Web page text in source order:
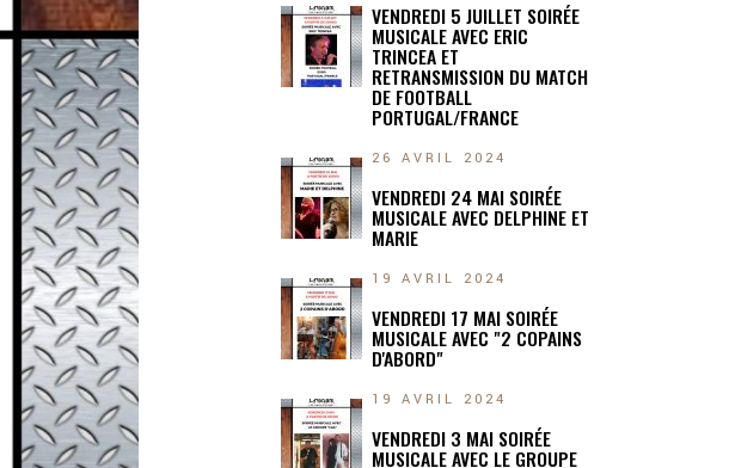
VENDREDI 5 JUILLET SOIRÉE
MUSICALE AVEC ERIC
TRINCEA ET
RETRANSMISSION DU MATCH
DE FOOTBALL
PORTUGAL/FRANCE
26 AVRIL 2024
VENDREDI 24 MAI SOIRÉE
MUSICALE AVEC DELPHINE ET
MARIE
19 AVRIL 2024
VENDREDI 17 MAI SOIRÉE
MUSICALE AVEC "2 COPAINS
D'ABORD"
19 AVRIL 2024
VENDREDI 3 MAI SOIRÉE
MUSICALE AVEC LE GROUPE